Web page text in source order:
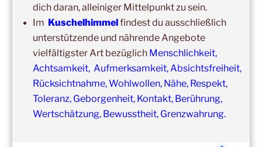
in unseren Veranstaltungsräumen möglich!
Was schon immer galt und weiter gilt:Fühlst du dich krank
und/oder hast Erkältungssymptome, dann verzichte bitte
vorübergehend auf die Teilnahme.
Der nächste Termin ist nicht weit entfernt.
dich daran, alleiniger Mittelpunkt zu sein.
Im Kuschelhimmelfindest du ausschließlich
unterstützende und nährende Angebote
vielfältigster Art bezüglich Menschlichkeit,
Achtsamkeit, Aufmerksamkeit, Absichtsfreiheit,
Rücksichtnahme, Wohlwollen, Nähe, Respekt,
Toleranz, Geborgenheit, Kontakt, Berührung,
Wertschätzung, Bewusstheit, Grenzwahrung.